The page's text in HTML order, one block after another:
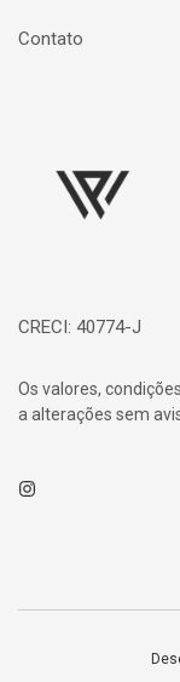
Contato
CRECI: 40774-J
Os valores,
a alterações sem
Instagram